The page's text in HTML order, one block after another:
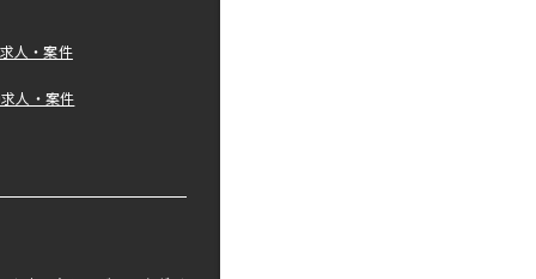
人・案件
人・案件